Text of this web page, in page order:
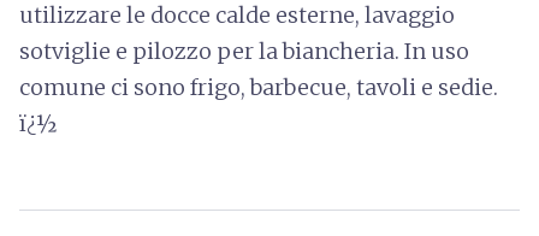
utilizzare le docce calde esterne, lavaggio
sotviglie e pilozzo per la biancheria. In uso
comune ci sono frigo, barbecue, tavoli e sedie.
ï¿½